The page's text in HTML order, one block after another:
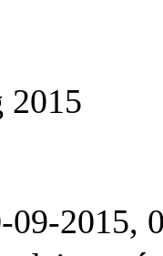
2015
09-2015,